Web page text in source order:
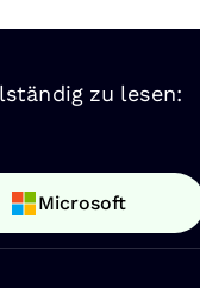
zu lesen:
Microsoft